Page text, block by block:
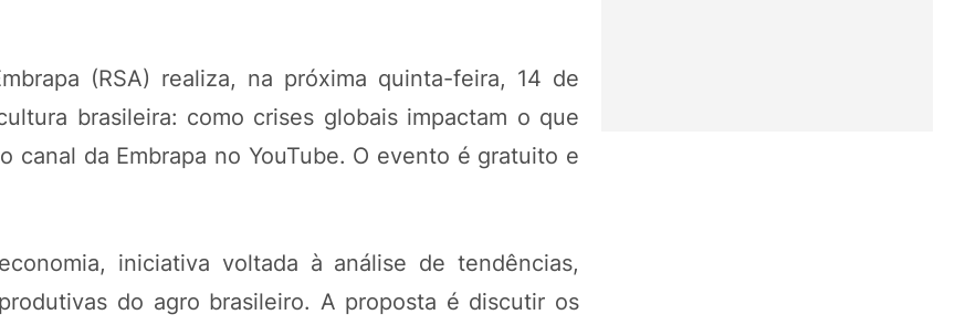
(RSA) realiza, na próxima quinta-feira, 14 de
brasileira: como crises globais impactam o que
canal da Embrapa no YouTube. O evento é gratuito e
iniciativa voltada à análise de tendências,
do agro brasileiro. A proposta é discutir os